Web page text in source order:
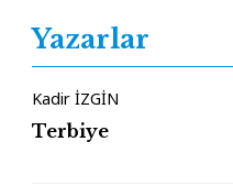
Yazarlar
Kadir İZGİN
Terbiye